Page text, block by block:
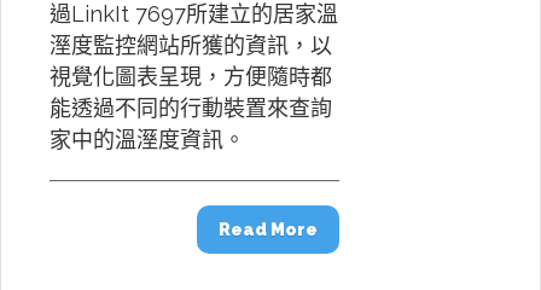
過LinkIt 7697所建立的居家溫
溼度監控網站所獲的資訊，以
視覺化圖表呈現，方便隨時都
能透過不同的行動裝置來查詢
家中的溫溼度資訊。
Read More